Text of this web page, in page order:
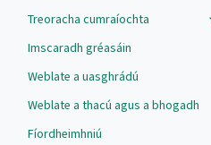
Treoracha cumraíochta
Imscaradh gréasáin
Weblate a uasghrádú
Weblate a thacú agus a bhogadh
Fíordheimhniú